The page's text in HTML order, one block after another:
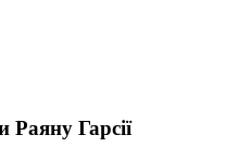
Раяну Гарсії